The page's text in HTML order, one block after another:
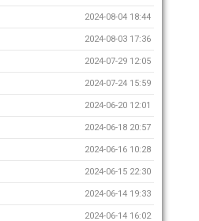
2024-08-04 18:44
2024-08-03 17:36
2024-07-29 12:05
2024-07-24 15:59
2024-06-20 12:01
2024-06-18 20:57
2024-06-16 10:28
2024-06-15 22:30
2024-06-14 19:33
2024-06-14 16:02